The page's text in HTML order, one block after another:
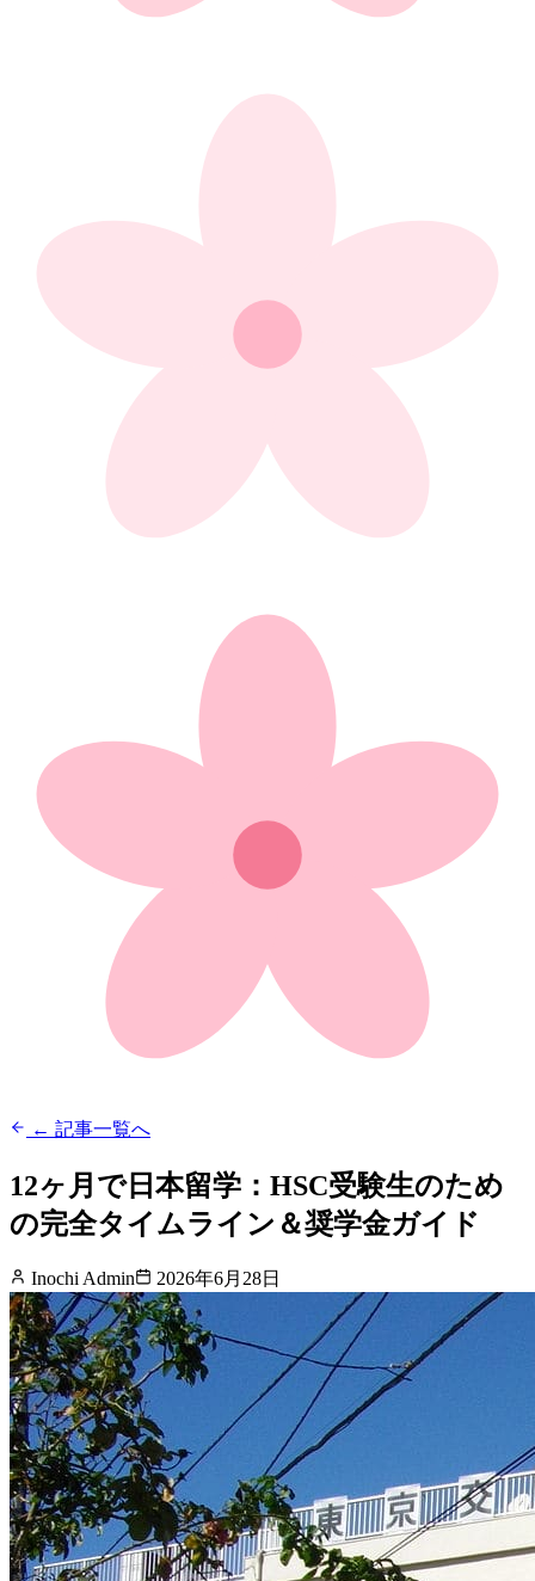
← 記事一覧へ
12ヶ月で日本留学：HSC受験生のため
の完全タイムライン＆奨学金ガイド
Inochi Admin 2026年6月28日